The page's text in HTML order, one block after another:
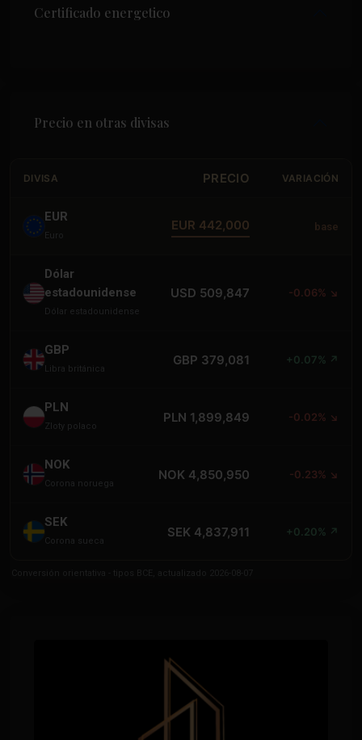
Certificado energetico
Precio en otras divisas
DIVISA PRECIO VARIACIÓN
EUR
Euro
EUR 442,000 base
Dólar
estadounidense
Dólar estadounidense
USD 509,847 -0.06% ↘
GBP
Libra británica
GBP 379,081 +0.07% ↗
PLN
Zloty polaco
PLN 1,899,849 -0.02% ↘
NOK
Corona noruega
NOK 4,850,950 -0.23% ↘
SEK
Corona sueca
SEK 4,837,911 +0.20% ↗